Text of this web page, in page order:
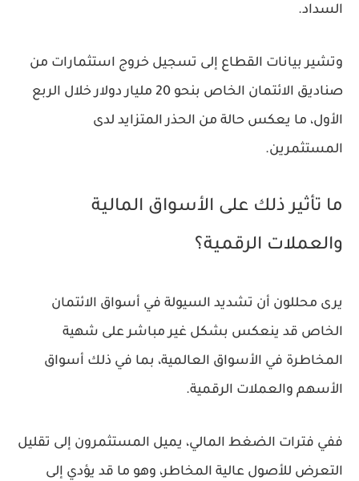
السداد.
وتشير بيانات القطاع إلى تسجيل خروج استثمارات من
صناديق الائتمان الخاص بنحو 20 مليار دولار خلال الربع
الأول، ما يعكس حالة من الحذر المتزايد لدى
المستثمرين.
ما تأثير ذلك على الأسواق المالية
والعملات الرقمية؟
يرى محللون أن تشديد السيولة في أسواق الائتمان
الخاص قد ينعكس بشكل غير مباشر على شهية
المخاطرة في الأسواق العالمية، بما في ذلك أسواق
الأسهم والعملات الرقمية.
ففي فترات الضغط المالي، يميل المستثمرون إلى تقليل
التعرض للأصول عالية المخاطر، وهو ما قد يؤدي إلى